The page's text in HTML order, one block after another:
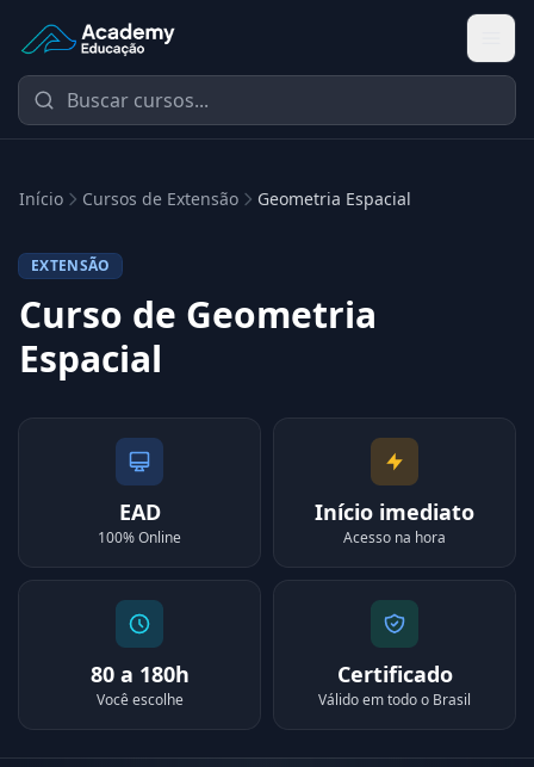
Academy Extensão
Início Cursos de Extensão Geometria Espacial
EXTENSÃO
Curso de Geometria
Espacial
EAD
100% Online
Início imediato
Acesso na hora
80 a 180h
Você escolhe
Certificado
Válido em todo o Brasil